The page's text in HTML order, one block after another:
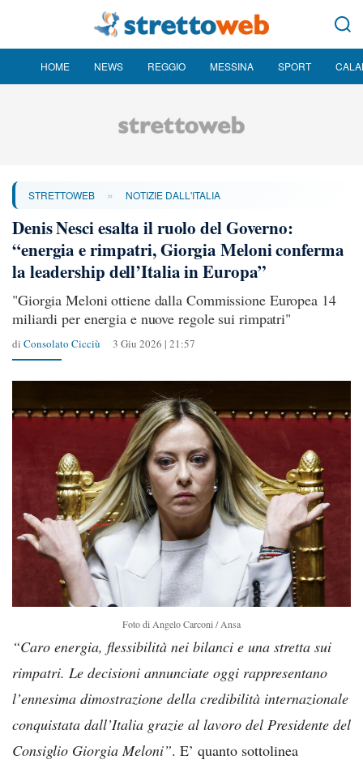
HOME NEWS REGGIO MESSINA SPORT
STRETTOWEB » NOTIZIE DALL'ITALIA
Denis Nesci esalta il ruolo del Governo:
“energia e rimpatri, Giorgia Meloni conferma
la leadership dell’Italia in Europa”
"Giorgia Meloni ottiene dalla Commissione Europea 14
miliardi per energia e nuove regole sui rimpatri"
di Consolato Cicciù 3 Giu 2026 | 21:57
Foto di Angelo Carconi / Ansa
“Caro energia, flessibilità nei bilanci e una stretta sui
rimpatri. Le decisioni annunciate oggi rappresentano
l’ennesima dimostrazione della credibilità internazionale
conquistata dall’Italia grazie al lavoro del Presidente del
Consiglio Giorgia Meloni”. E’ quanto sottolinea